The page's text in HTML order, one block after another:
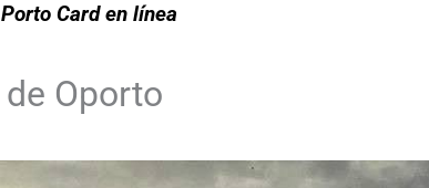
Card en línea
Oporto